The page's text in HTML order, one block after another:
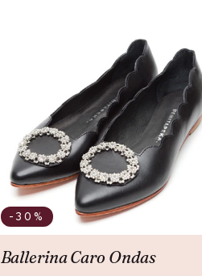
-30%
Ballerina Caro Ondas